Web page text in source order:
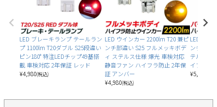
LED ブレーキランプ テールラン
プ 1100lm T20ダブル S25段違い
ピン180° 特注LEDチップ49基搭
載 車検対応 2年保証 レッド
¥4,980(税込)
LED ウインカー 2200lm T20 兼ピ
ンチ部違い S25 フルメッキボデ
ィ ステルス仕様 爆光 車検対応
静音ファン ハイフラ防止 2年保
証 アンバー
¥4,980(税込)
LED ウイ
ンチ部違
テルス 車
イフラ防
¥5,780